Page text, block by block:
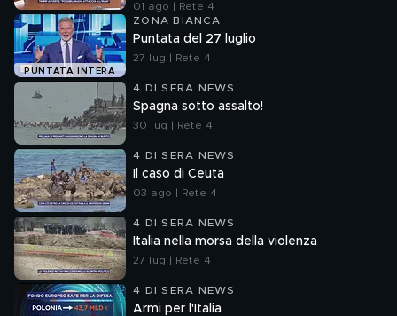
01 ago | Rete 4
PUNTATA INTERA
ZONA BIANCA
Puntata del 27 luglio
27 lug | Rete 4
4 DI SERA NEWS
Spagna sotto assalto!
30 lug | Rete 4
4 DI SERA NEWS
Il caso di Ceuta
03 ago | Rete 4
4 DI SERA NEWS
Italia nella morsa della violenza
27 lug | Rete 4
4 DI SERA NEWS
Armi per l'Italia